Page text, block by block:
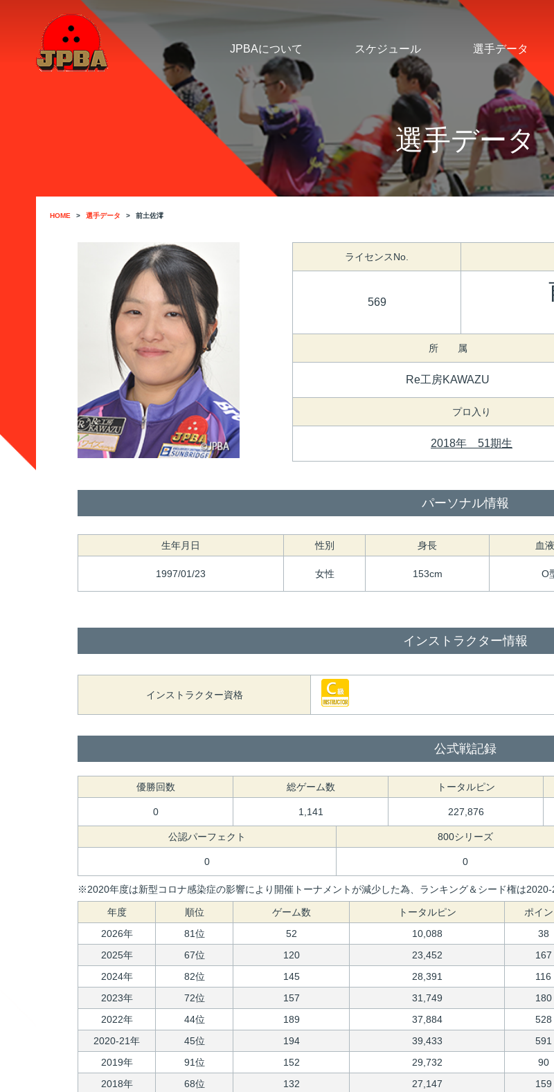
JPBAについて スケジュール 選手データ
選手データ
HOME 選手データ 前土佐澪
ライセンスNo.
569
所 属
Re工房KAWAZU
プロ入り
2018年 51期生
パーソナル情報
生年月日 性別 身長 血
1997/01/23 女性 153cm O
インストラクター情報
インストラクター資格
公式戦記録
優勝回数 総ゲーム数 トータルピン
0 1,141 227,876
公認パーフェクト 800シリーズ
0 0
※2020年度は新型コロナ感染症の影響により開催トーナメントが減少した為、ランキング＆シード権は
年度 順位 ゲーム数 トータルピン ポイン
2026年
81位 52 10,088 38
2025年
67位 120 23,452 167
2024年
82位 145 28,391 116
2023年
72位 157 31,749 180
2022年
44位 189 37,884 528
2020-21年
45位 194 39,433 591
2019年
91位 152 29,732 90
2018年
68位 132 27,147 159